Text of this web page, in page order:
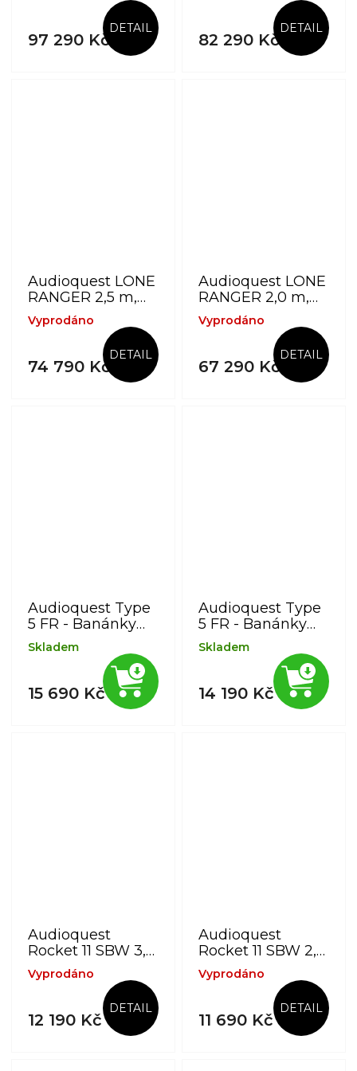
kabel z výběrové
mědi PSC+
97 290 Kč
DETAIL
kabel z výběrové
mědi PSC+
82 290 Kč
DETAIL
Audioquest LONE
RANGER 2,5 m,
banánky -
reproduktorový
kabel z výběrové
mědi PSC+
Vyprodáno
74 790 Kč
DETAIL
Audioquest LONE
RANGER 2,0 m,
banánky -
reproduktorový
kabel z výběrové
mědi PSC+
Vyprodáno
67 290 Kč
DETAIL
Audioquest Type
5 FR - Banánky
stříbrné 3,0 m
Skladem
15 690 Kč
Audioquest Type
5 FR - Banánky
stříbrné 2,0 m
Skladem
14 190 Kč
Audioquest
Rocket 11 SBW 3,0
m -
reproduktorové
kabely Single-
BiWire, vidličky
stříbrné
Vyprodáno
12 190 Kč
DETAIL
Audioquest
Rocket 11 SBW 2,5
m -
reproduktorové
kabely Single-
BiWire, vidličky
stříbrné
Vyprodáno
11 690 Kč
DETAIL